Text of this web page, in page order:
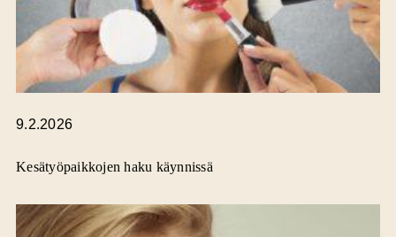
9.2.2026
Kesätyöpaikkojen haku käynnissä